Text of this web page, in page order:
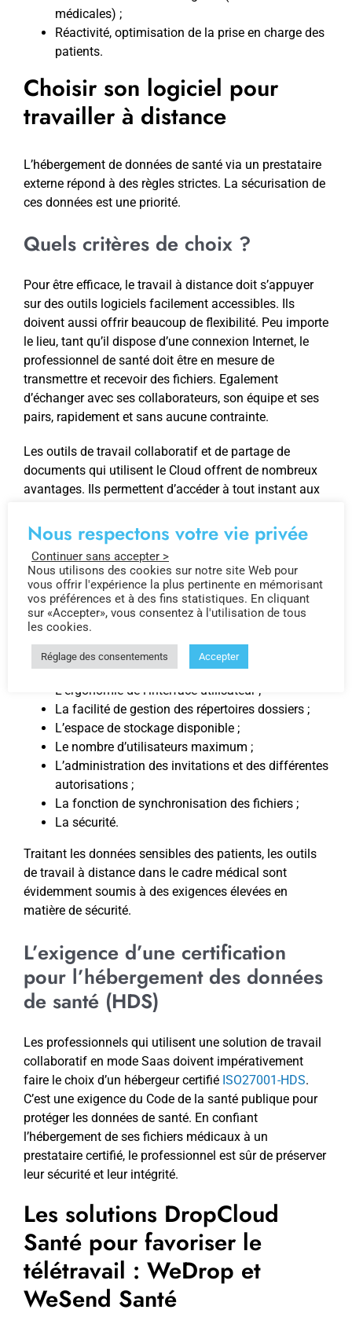
médicales) ;
Réactivité, optimisation de la prise en charge des
patients.
Choisir son logiciel pour
travailler à distance
L’hébergement de données de santé via un prestataire
externe répond à des règles strictes. La sécurisation de
ces données est une priorité.
Quels critères de choix ?
Pour être efficace, le travail à distance doit s’appuyer
sur des outils logiciels facilement accessibles. Ils
doivent aussi offrir beaucoup de flexibilité. Peu importe
le lieu, tant qu’il dispose d’une connexion Internet, le
professionnel de santé doit être en mesure de
transmettre et recevoir des fichiers. Egalement
d’échanger avec ses collaborateurs, son équipe et ses
pairs, rapidement et sans aucune contrainte.
Les outils de travail collaboratif et de partage de
documents qui utilisent le Cloud offrent de nombreux
avantages. Ils permettent d’accéder à tout instant aux
sécurisés. Ceci via un ordinateur, une tablette ou un
Plusieurs solutions – logiciels et applications – sont
proposées aux professionnels de santé. Pour faciliter
leur choix, nous listons quelques critères importants à
caractéristiques et fonctionnalités de ces outils :
L’ergonomie de l’interface utilisateur ;
La facilité de gestion des répertoires dossiers ;
L’espace de stockage disponible ;
Le nombre d’utilisateurs maximum ;
L’administration des invitations et des différentes
autorisations ;
La fonction de synchronisation des fichiers ;
La sécurité.
Traitant les données sensibles des patients, les outils
de travail à distance dans le cadre médical sont
évidemment soumis à des exigences élevées en
matière de sécurité.
L’exigence d’une certification
pour l’hébergement des données
de santé (HDS)
Les professionnels qui utilisent une solution de travail
collaboratif en mode Saas doivent impérativement
faire le choix d’un hébergeur certifié ISO27001-HDS.
C’est une exigence du Code de la santé publique pour
protéger les données de santé. En confiant
l’hébergement de ses fichiers médicaux à un
prestataire certifié, le professionnel est sûr de préserver
leur sécurité et leur intégrité.
Les solutions DropCloud
Santé pour favoriser le
télétravail : WeDrop et
WeSend Santé
Nous respectons votre vie privée
Continuer sans accepter >
Nous utilisons des cookies sur notre site Web pour
vous offrir l'expérience la plus pertinente en mémorisant
vos préférences et à des fins statistiques. En cliquant
sur «Accepter», vous consentez à l'utilisation de tous
les cookies.
Réglage des consentements Accepter